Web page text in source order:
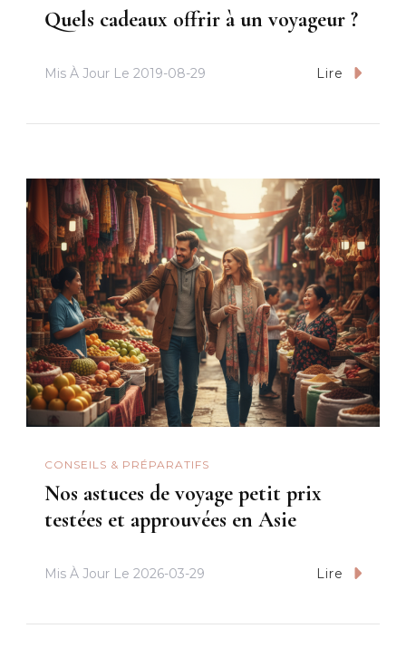
Quels cadeaux offrir à un voyageur ?
Mis À Jour Le 2019-08-29 Lire
CONSEILS & PRÉPARATIFS
Nos astuces de voyage petit prix
testées et approuvées en Asie
Mis À Jour Le 2026-03-29 Lire